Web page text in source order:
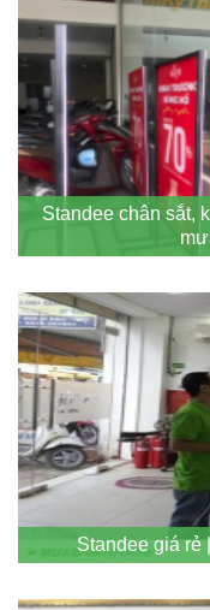
Standee chân sắt,
Standee giá rẻ